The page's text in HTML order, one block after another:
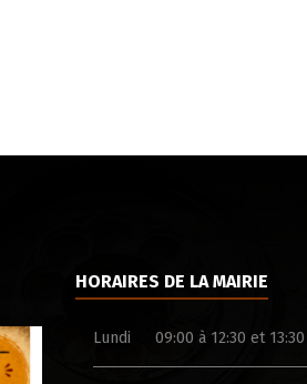
HORAIRES DE LA MAIRIE
Lundi 09:00 à 12:30 et